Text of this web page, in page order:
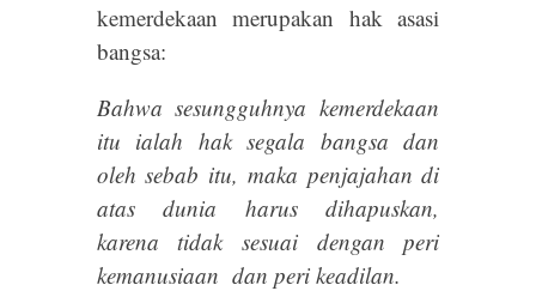
kemerdekaan merupakan hak asasi
bangsa:
Bahwa sesungguhnya kemerdekaan
itu ialah hak segala bangsa dan
oleh sebab itu, maka penjajahan di
atas dunia harus dihapuskan,
karena tidak sesuai dengan peri
kemanusiaan dan peri keadilan.